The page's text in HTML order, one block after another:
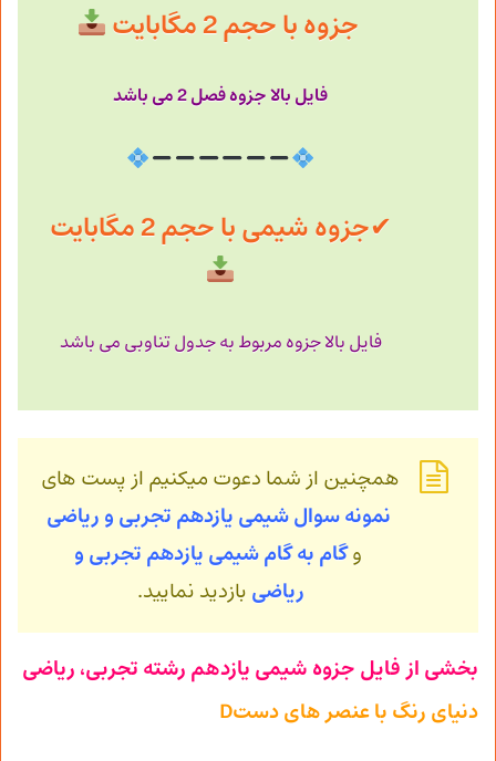
جزوه با حجم 2 مگابایت
فایل بالا جزوه فصل 2 می باشد
✔جزوه شیمی با حجم 2 مگابایت
فایل بالا جزوه مربوط به جدول تناوبی می باشد
همچنین از شما دعوت میکنیم از پست های
نمونه سوال شیمی یازدهم تجربی و ریاضی
وگام به گام شیمی یازدهم تجربی و
ریاضی بازدید نمایید.
بخشی از فایل جزوه شیمی یازدهم رشته تجربی، ریاضی
دنیای رنگ با عنصر های دستD